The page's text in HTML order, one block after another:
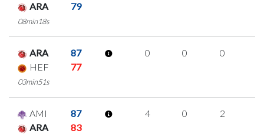
ARA
79
08min18s
ARA
87
HEF
77
03min51s
0 0 0
AMI
87
ARA
83
4 0 2